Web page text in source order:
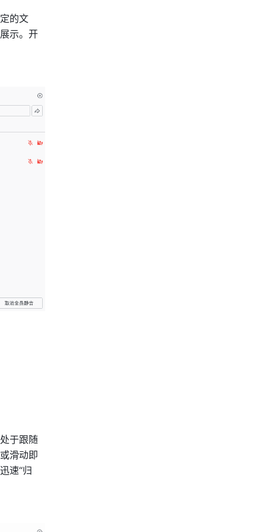
的文
示。开
于跟随
滑动即
速“归